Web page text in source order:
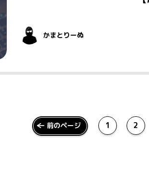
かまとりーぬ
前のページ 1 2